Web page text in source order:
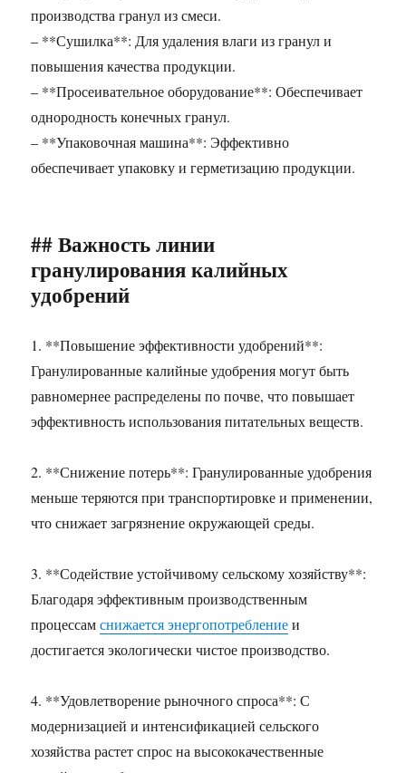
производства гранул из смеси.
– **Сушилка**: Для удаления влаги из гранул и
повышения качества продукции.
– **Просеивательное оборудование**: Обеспечивает
однородность конечных гранул.
– **Упаковочная машина**: Эффективно
обеспечивает упаковку и герметизацию продукции.
## Важность линии
гранулирования калийных
удобрений
1. **Повышение эффективности удобрений**:
Гранулированные калийные удобрения могут быть
равномернее распределены по почве, что повышает
эффективность использования питательных веществ.
2. **Снижение потерь**: Гранулированные удобрения
меньше теряются при транспортировке и применении,
что снижает загрязнение окружающей среды.
3. **Содействие устойчивому сельскому хозяйству**:
Благодаря эффективным производственным
процессамснижается энергопотреблениеи
достигается экологически чистое производство.
4. **Удовлетворение рыночного спроса**: С
модернизацией и интенсификацией сельского
хозяйства растет спрос на высококачественные